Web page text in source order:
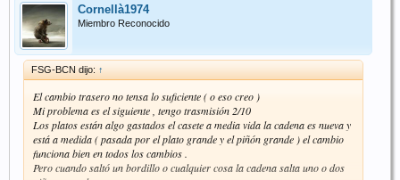
Cornellà1974
Miembro Reconocido
FSG-BCN dijo: ↑
El cambio trasero no tensa lo suficiente ( o eso creo )
Mi problema es el siguiente , tengo trasmisión 2/10
Los platos están algo gastados el casete a media vida la cadena es nueva y
está a medida ( pasada por el plato grande y el piñón grande ) el cambio
funciona bien en todos los cambios .
Pero cuando saltó un bordillo o cualquier cosa la cadena salta uno o dos